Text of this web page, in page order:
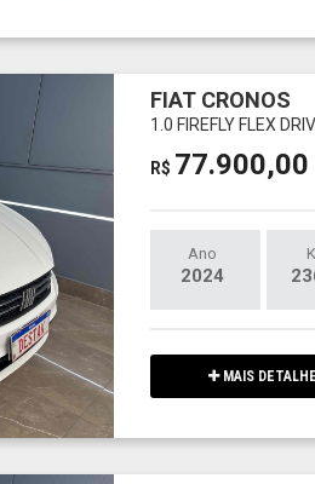
FIAT CRONOS
1.0 FIREFLY FLEX
R$ 77.900,00
Ano
2024
MAIS